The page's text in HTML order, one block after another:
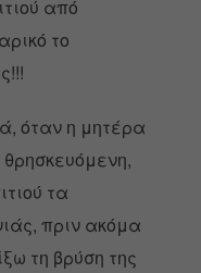
από
το
όταν η μητέρα
τα
πριν ακόμα
τη βρύση της